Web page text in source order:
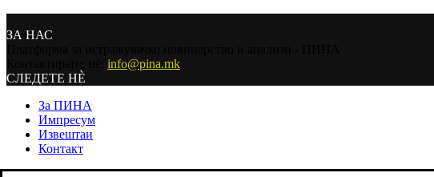
ЗА НАС
info@pina.mk
СЛЕДЕТЕ НЀ
За ПИНА
Импресум
Извештаи
Контакт